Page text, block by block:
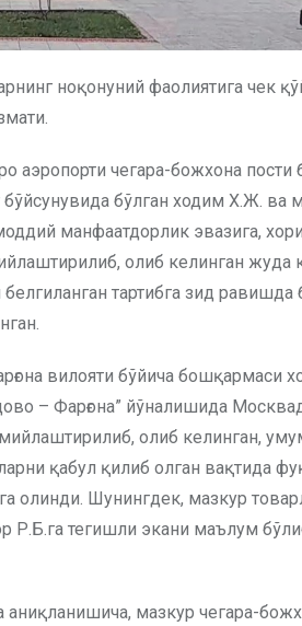
ноқонуний фаолиятига чек
аэропорти чегара-божхона пости
бўлган ходим Х.Ж. ва
манфаатдорлик эвазига,
олиб келинган жуда
тартибга зид равишда
вилояти бўйича бошқармаси
– Фарғона” йўналишида
олиб келинган,
қабул қилиб олган вақтида
олинди. Шунингдек, мазкур
Р.Б.га тегишли экани маълум
мазкур чегара-